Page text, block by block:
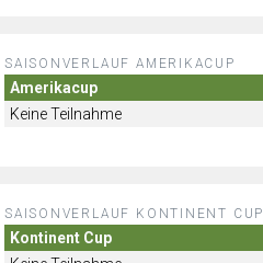
SAISONVERLAUF AMERIKACUP
Amerikacup
Keine Teilnahme
SAISONVERLAUF KONTINENT CUP
Kontinent Cup